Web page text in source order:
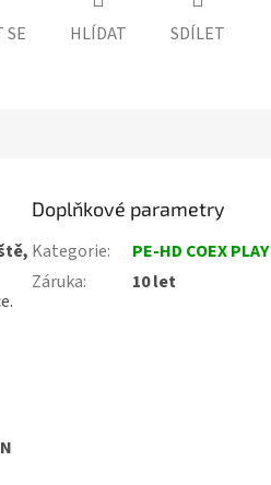
SE HLÍDAT SDÍLET
Doplňkové parametry
Kategorie:
PE-HD COEX PLAY
Záruka: 10 let